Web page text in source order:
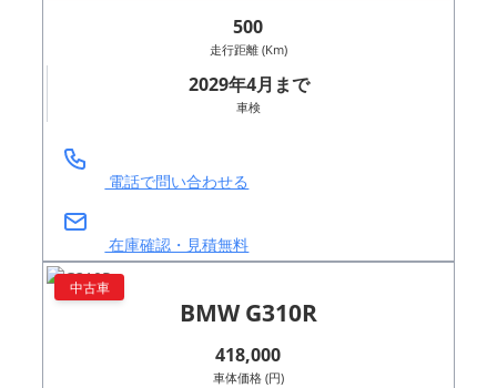
500
走行距離 (Km)
2029年4月まで
車検
電話で問い合わせる
在庫確認・見積無料
中古車
BMW G310R
418,000
車体価格 (円)